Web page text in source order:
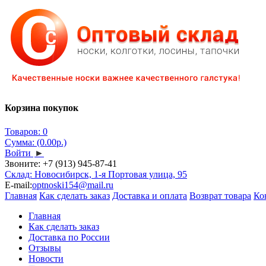
Корзина покупок
Товаров: 0
Сумма: (0.00р.)
Войти ►
Звоните: +7 (913) 945-87-41
Склад: Новосибирск, 1-я Портовая улица, 95
E-mail:optnoski154@mail.ru
Главная Как сделать заказ Доставка и оплата Возврат товара
Главная
Как сделать заказ
Доставка по России
Отзывы
Новости